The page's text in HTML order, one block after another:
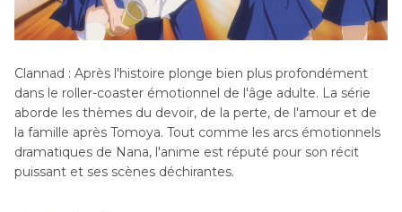
Clannad : Après l'histoire plonge bien plus profondément
dans le roller-coaster émotionnel de l'âge adulte. La série
aborde les thèmes du devoir, de la perte, de l'amour et de
la famille après Tomoya. Tout comme les arcs émotionnels
dramatiques de Nana, l'anime est réputé pour son récit
puissant et ses scènes déchirantes.